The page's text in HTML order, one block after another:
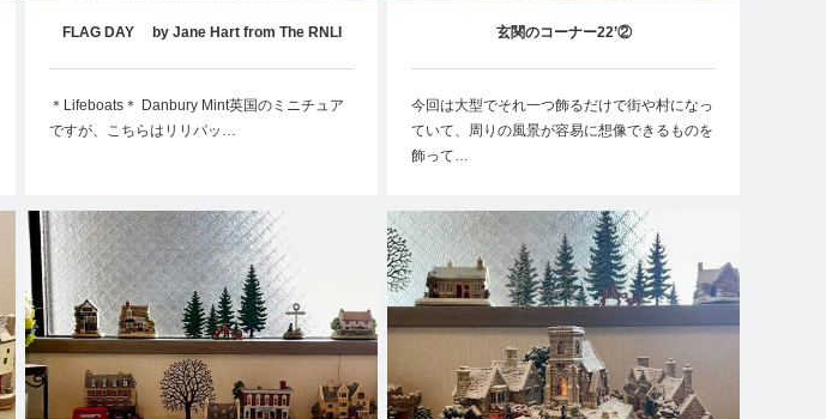
FLAG DAY by Jane Hart from The RNLI
Collection
＊Lifeboats＊ Danbury Mint英国のミニチュア
ですが、こちらはリリパッ…
玄関のコーナー22’②
今回は大型でそれ一つ飾るだけで街や村になっ
ていて、周りの風景が容易に想像できるものを
飾って…